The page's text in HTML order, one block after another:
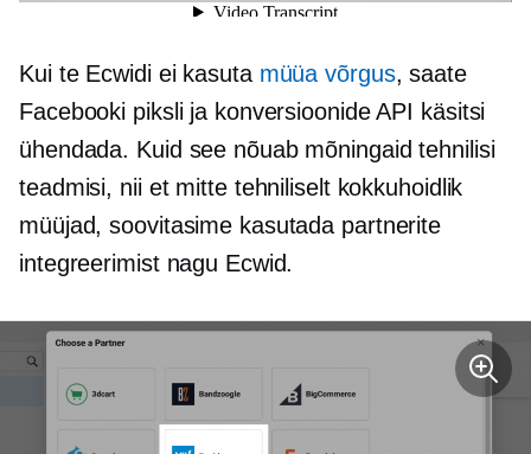
Kui te Ecwidi ei kasuta müüa võrgus, saate
Facebooki piksli ja konversioonide API käsitsi
ühendada. Kuid see nõuab mõningaid tehnilisi
teadmisi, nii et mitte tehniliselt kokkuhoidlik
müüjad, soovitasime kasutada partnerite
integreerimist nagu Ecwid.